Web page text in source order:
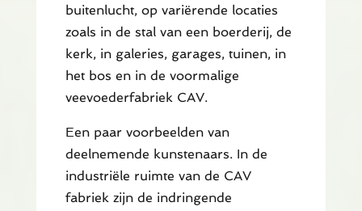
buitenlucht, op variërende locaties
zoals in de stal van een boerderij, de
kerk, in galeries, garages, tuinen, in
het bos en in de voormalige
veevoederfabriek CAV.
Een paar voorbeelden van
deelnemende kunstenaars. In de
industriële ruimte van de CAV
fabriek zijn de indringende